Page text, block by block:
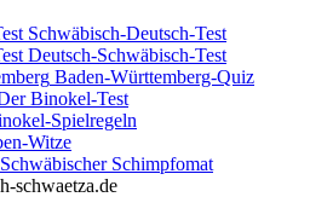
Schwäbisch-Deutsch-Test
Deutsch-Schwäbisch-Test
Baden-Württemberg-Quiz
Binokel-Test
Spielregeln
Witze
Schwäbischer Schimpfomat
schwaetza.de